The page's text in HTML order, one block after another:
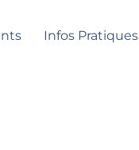
Infos Pratiques